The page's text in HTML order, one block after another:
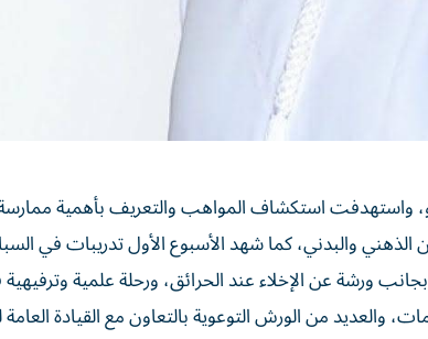
واستهدفت استكشاف المواهب والتعريف بأهمية
والبدني، كما شهد الأسبوع الأول تدريبات في
ورشة عن الإخلاء عند الحرائق، ورحلة علمية
والعديد من الورش التوعوية بالتعاون مع القيادة